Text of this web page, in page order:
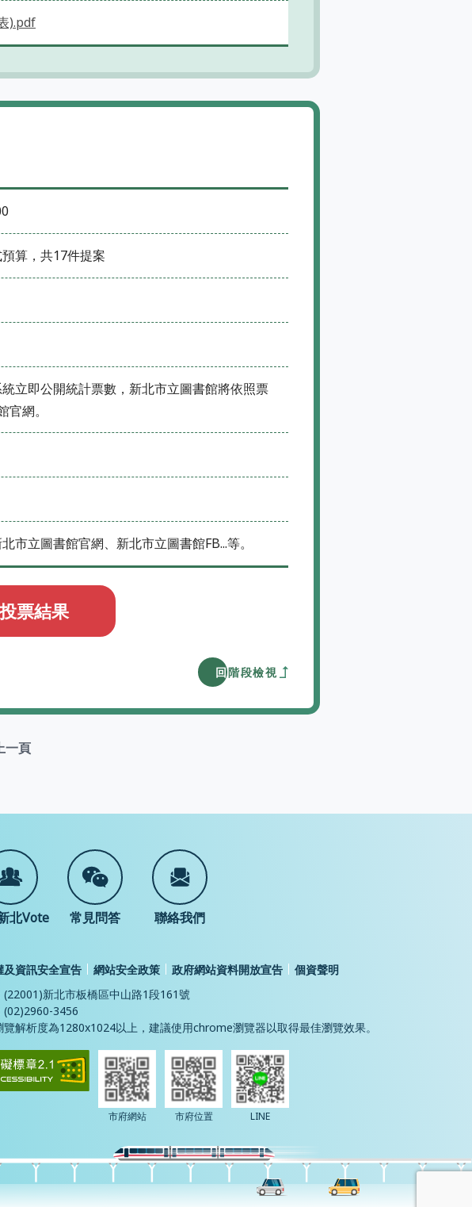
).pdf
算，共17件提案
立即公開統計票數，新北市立圖書館將依照票
網。
市立圖書館官網、新北市立圖書館FB...等。
票結果
階段檢視
一頁
北Vote 常見問答 聯絡我們
及資訊安全宣告 網站安全政策 政府網站資料開放宣告
個資聲明
(22001)新北市板橋區中山路1段161號
(02)2960-3456
覽解析度為1280x1024以上，建議使用chrome瀏覽器以取得最佳瀏覽效果。
市府網站 市府位置 LINE